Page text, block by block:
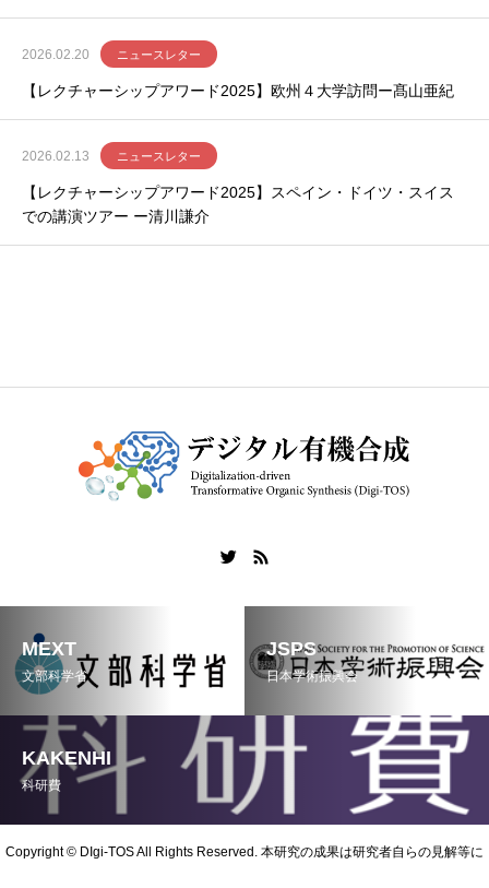
2026.02.20 ニュースレター
【レクチャーシップアワード2025】欧州４大学訪問ー髙山亜紀
2026.02.13 ニュースレター
【レクチャーシップアワード2025】スペイン・ドイツ・スイス
での講演ツアー ー清川謙介
MEXT
文部科学省
JSPS
日本学術振興会
KAKENHI
科研費
Copyright © DIgi-TOS All Rights Reserved. 本研究の成果は研究者自らの見解等に